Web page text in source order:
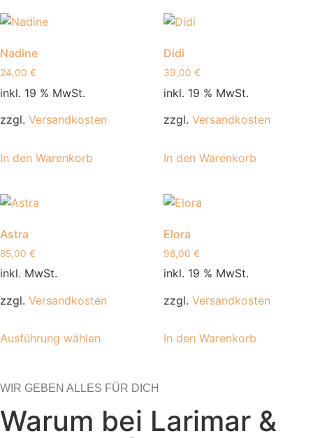
Nadine
24,00 €
inkl. 19 % MwSt.
zzgl. Versandkosten
In den Warenkorb
Didi
39,00 €
inkl. 19 % MwSt.
zzgl. Versandkosten
In den Warenkorb
Astra
85,00 €
inkl. MwSt.
zzgl. Versandkosten
Ausführung wählen
Elora
98,00 €
inkl. 19 % MwSt.
zzgl. Versandkosten
In den Warenkorb
WIR GEBEN ALLES FÜR DICH
Warum bei Larimar &